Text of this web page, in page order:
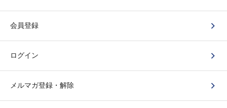
会員登録
ログイン
メルマガ登録・解除